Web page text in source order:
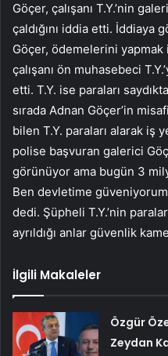
Göçer, çalışanı T.Y.’nin
çaldığını iddia etti. İddiaya
Göçer, ödemelerini yapmak
çalışanı ön muhasebeci
etti. T.Y. ise paraları
sırada Adnan Göçer’in
bilen T.Y. paraları alarak iş
polise başvuran galerici
görünüyor ama bugün 3
Ben devletime
dedi. Şüpheli T.Y.’nin
ayrıldığı anlar güvenlik
İlgili Makaleler
Özgür
Zeydan